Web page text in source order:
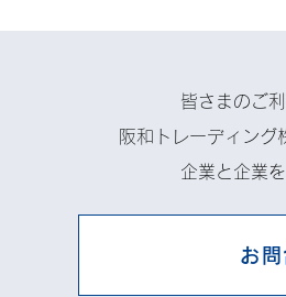
皆さまのご
阪和トレーディング
企業と企業
お